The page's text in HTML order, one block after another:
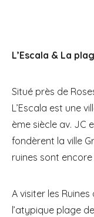
L’Escala & La
Situé près de
L’Escala est une
ème siècle av. JC
fondèrent la ville
ruines sont encore
A visiter les
l’atypique plage